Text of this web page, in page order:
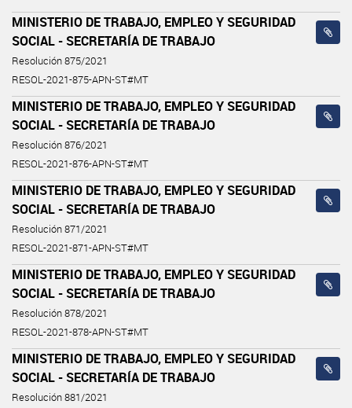
MINISTERIO DE TRABAJO, EMPLEO Y SEGURIDAD
SOCIAL - SECRETARÍA DE TRABAJO
Resolución 875/2021
RESOL-2021-875-APN-ST#MT
MINISTERIO DE TRABAJO, EMPLEO Y SEGURIDAD
SOCIAL - SECRETARÍA DE TRABAJO
Resolución 876/2021
RESOL-2021-876-APN-ST#MT
MINISTERIO DE TRABAJO, EMPLEO Y SEGURIDAD
SOCIAL - SECRETARÍA DE TRABAJO
Resolución 871/2021
RESOL-2021-871-APN-ST#MT
MINISTERIO DE TRABAJO, EMPLEO Y SEGURIDAD
SOCIAL - SECRETARÍA DE TRABAJO
Resolución 878/2021
RESOL-2021-878-APN-ST#MT
MINISTERIO DE TRABAJO, EMPLEO Y SEGURIDAD
SOCIAL - SECRETARÍA DE TRABAJO
Resolución 881/2021